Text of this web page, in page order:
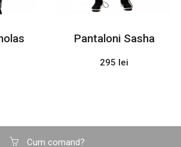
Pantaloni Sasha
295 lei
Cum comand?